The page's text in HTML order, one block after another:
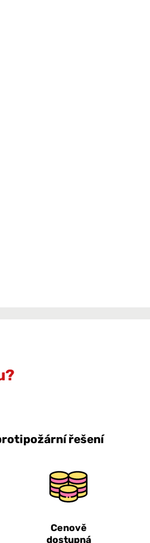
řešení
Cenově
dostupná